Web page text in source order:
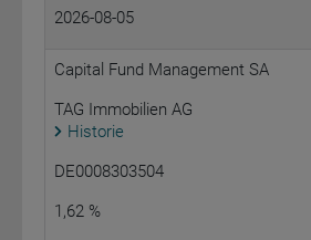
2026-08-05
Capital Fund Management SA
TAG Immobilien AG
Historie
DE0008303504
1,62 %